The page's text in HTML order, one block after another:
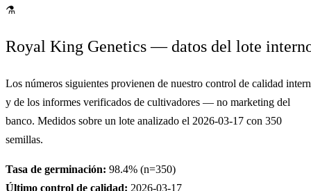
⚗
Royal King Genetics — datos del lote
Los números siguientes provienen de nuestro control de calidad
y de los informes verificados de cultivadores — no marketing del
banco. Medidos sobre un lote analizado el 2026-03-17 con 350
semillas.
Tasa de germinación: 98.4% (n=350)
Último control de calidad: 2026-03-17